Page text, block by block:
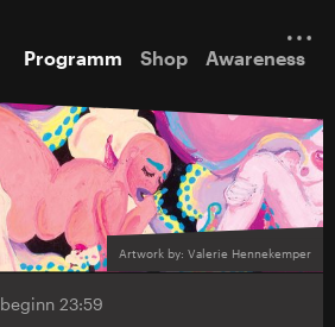
Programm Shop Awareness
Artwork by: Valerie Hennekemper
beginn 23:59